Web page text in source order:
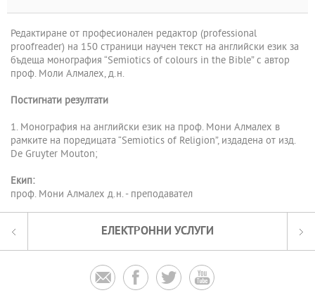
Редактиране от професионален редактор (professional
proofreader) на 150 страници научен текст на английски език за
бъдеща монография “Semiotics of colours in the Bible” с автор
проф. Моли Алмалех, д.н.
Постигнати резултати
1. Монография на английски език на проф. Мони Алмалех в
рамките на поредицата “Semiotics of Religion”, издадена от изд.
De Gruyter Mouton;
Екип:
проф. Мони Алмалех д.н. - преподавател
ЕЛЕКТРОННИ УСЛУГИ
   